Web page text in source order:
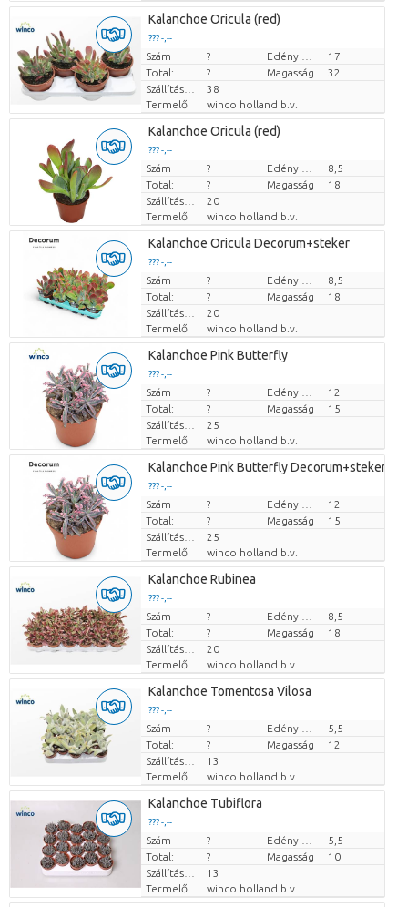
Kalanchoe Oricula (red)
??? -,--
Darabb ár
Szám ?
17
Total:
? Magasság
32
Szállítási magasság
38
Termelő
winco holland b.v.
Kalanchoe Oricula (red)
??? -,--
Darabb ár
Szám ?
8,5
Total:
? Magasság
18
Szállítási magasság
20
Termelő
winco holland b.v.
Kalanchoe Oricula Decorum+steker
??? -,--
Darabb ár
Szám ?
8,5
Total:
? Magasság
18
Szállítási magasság
20
Termelő
winco holland b.v.
Kalanchoe Pink Butterfly
??? -,--
Darabb ár
Szám ?
12
Total:
? Magasság
15
Szállítási magasság
25
Termelő
winco holland b.v.
Kalanchoe Pink Butterfly Decorum+steker
??? -,--
Darabb ár
Szám ?
12
Total:
? Magasság
15
Szállítási magasság
25
Termelő
winco holland b.v.
Kalanchoe Rubinea
??? -,--
Darabb ár
Szám ?
8,5
Total:
? Magasság
18
Szállítási magasság
20
Termelő
winco holland b.v.
Kalanchoe Tomentosa Vilosa
??? -,--
Darabb ár
Szám ?
5,5
Total:
? Magasság
12
Szállítási magasság
13
Termelő
winco holland b.v.
Kalanchoe Tubiflora
??? -,--
Darabb ár
Szám ?
5,5
Total:
? Magasság
10
Szállítási magasság
13
Termelő
winco holland b.v.